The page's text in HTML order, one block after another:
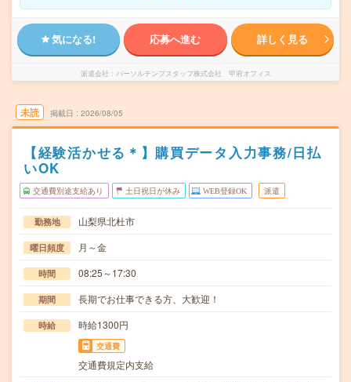
気になる! 応募へ進む 詳しく見る
派遣会社 パーソルテンプスタッフ株式会社 甲府オフィス
未読 掲載日 2026/08/05
【経験活かせる＊】購買データ入力事務/日払
いOK
交通費別途支給あり 土日祝日が休み WEB登録OK 派遣
勤務地 山梨県北杜市
曜日頻度 月～金
時間 08:25～17:30
期間 長期でお仕事できる方、大歓迎！
時給 時給1300円
交通費
交通費規定内支給